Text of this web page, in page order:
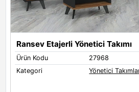
Ransev Etajerli Yönetici Takımı
Ürün Kodu
27968
Kategori
Yönetici